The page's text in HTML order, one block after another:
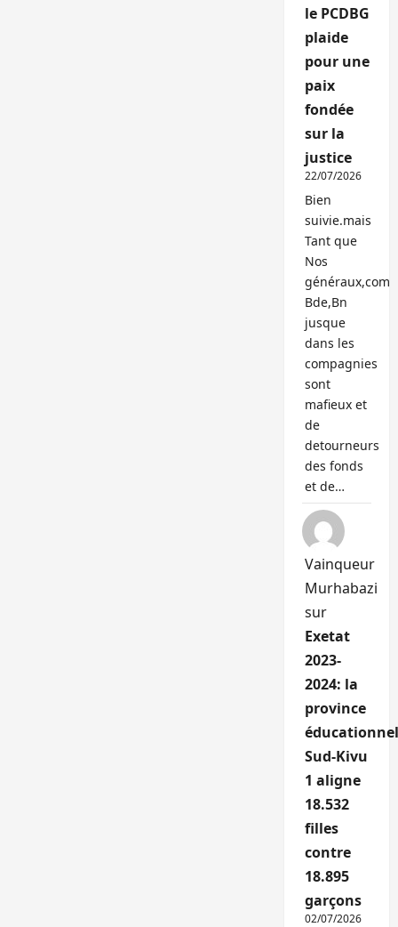
le PCDBG
plaide
pour une
paix
fondée
sur la
justice
22/07/2026
Bien
suivie.mais
Tant que
Nos
généraux,com
Bde,Bn
jusque
dans les
compagnies
sont
mafieux et
de
detourneurs
des fonds
et de…
Vainqueur
Murhabazi
sur
Exetat
2023-
2024: la
province
Sud-Kivu
1 aligne
18.532
filles
contre
18.895
garçons
02/07/2026